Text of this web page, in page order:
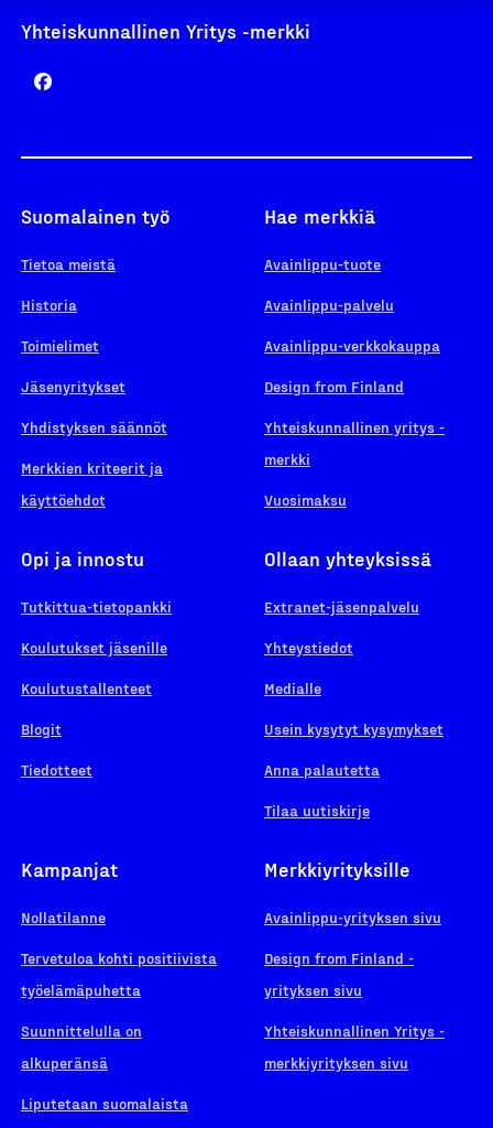
Yhteiskunnallinen Yritys -merkki
Suomalainen työ
Tietoa meistä
Historia
Toimielimet
Jäsenyritykset
Yhdistyksen säännöt
Merkkien kriteerit ja
käyttöehdot
Hae merkkiä
Avainlippu-tuote
Avainlippu-palvelu
Avainlippu-verkkokauppa
Design from Finland
Yhteiskunnallinen yritys -
merkki
Vuosimaksu
Opi ja innostu
Tutkittua-tietopankki
Koulutukset jäsenille
Koulutustallenteet
Blogit
Tiedotteet
Ollaan yhteyksissä
Extranet-jäsenpalvelu
Yhteystiedot
Medialle
Usein kysytyt kysymykset
Anna palautetta
Tilaa uutiskirje
Kampanjat
Nollatilanne
Tervetuloa kohti positiivista
työelämäpuhetta
Suunnittelulla on
alkuperänsä
Liputetaan suomalaista
Merkkiyrityksille
Avainlippu-yrityksen sivu
Design from Finland -
yrityksen sivu
Yhteiskunnallinen Yritys -
merkkiyrityksen sivu